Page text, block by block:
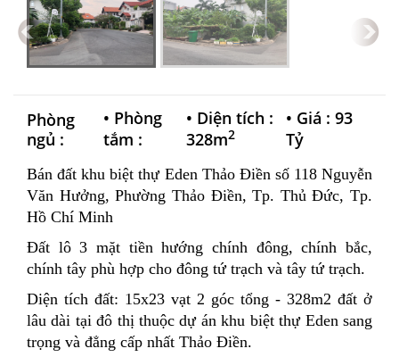
Phòng
ngủ :
• Phòng
tắm :
• Diện tích :
328m2
• Giá : 93
Tỷ
Bán đất khu biệt thự Eden Thảo Điền số 118 Nguyễn
Văn Hưởng, Phường Thảo Điền, Tp. Thủ Đức, Tp.
Hồ Chí Minh
Đất lô 3 mặt tiền hướng chính đông, chính bắc,
chính tây phù hợp cho đông tứ trạch và tây tứ trạch.
Diện tích đất: 15x23 vạt 2 góc tổng - 328m2 đất ở
lâu dài tại đô thị thuộc dự án khu biệt thự Eden sang
trọng và đẳng cấp nhất Thảo Điền.